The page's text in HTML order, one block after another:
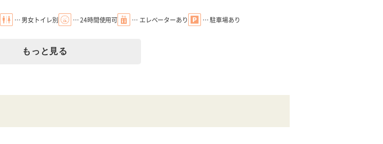
… 男女トイレ別 … 24時間使用可 … エレベーターあり … 駐車場あり
もっと見る